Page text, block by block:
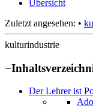
Übersicht
Zuletzt angesehen: •
kulturindustrie
−
Der Lehrer ist